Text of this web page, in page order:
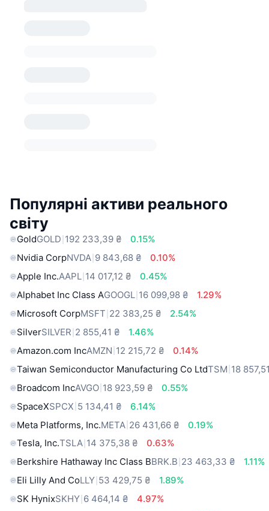
Популярні активи реального
світу
GoldGOLD 192 233,39 ₴
0.15%
Nvidia CorpNVDA 9 843,68 ₴
0.10%
Apple Inc.AAPL 14 017,12 ₴
0.45%
Alphabet Inc Class AGOOGL 16 099,98 ₴
1.29%
Microsoft CorpMSFT 22 383,25 ₴
2.54%
SilverSILVER 2 855,41 ₴
1.46%
Amazon.com IncAMZN 12 215,72 ₴
0.14%
Taiwan Semiconductor Manufacturing Co LtdTSM 18
Broadcom IncAVGO 18 923,59 ₴
0.55%
SpaceXSPCX 5 134,41 ₴
6.14%
Meta Platforms, Inc.META 26 431,66 ₴
0.19%
Tesla, Inc.TSLA 14 375,38 ₴
0.63%
Berkshire Hathaway Inc Class BBRK.B 23 463,33 ₴
1.11%
Eli Lilly And CoLLY 53 429,75 ₴
1.89%
SK HynixSKHY 6 464,14 ₴
4.97%